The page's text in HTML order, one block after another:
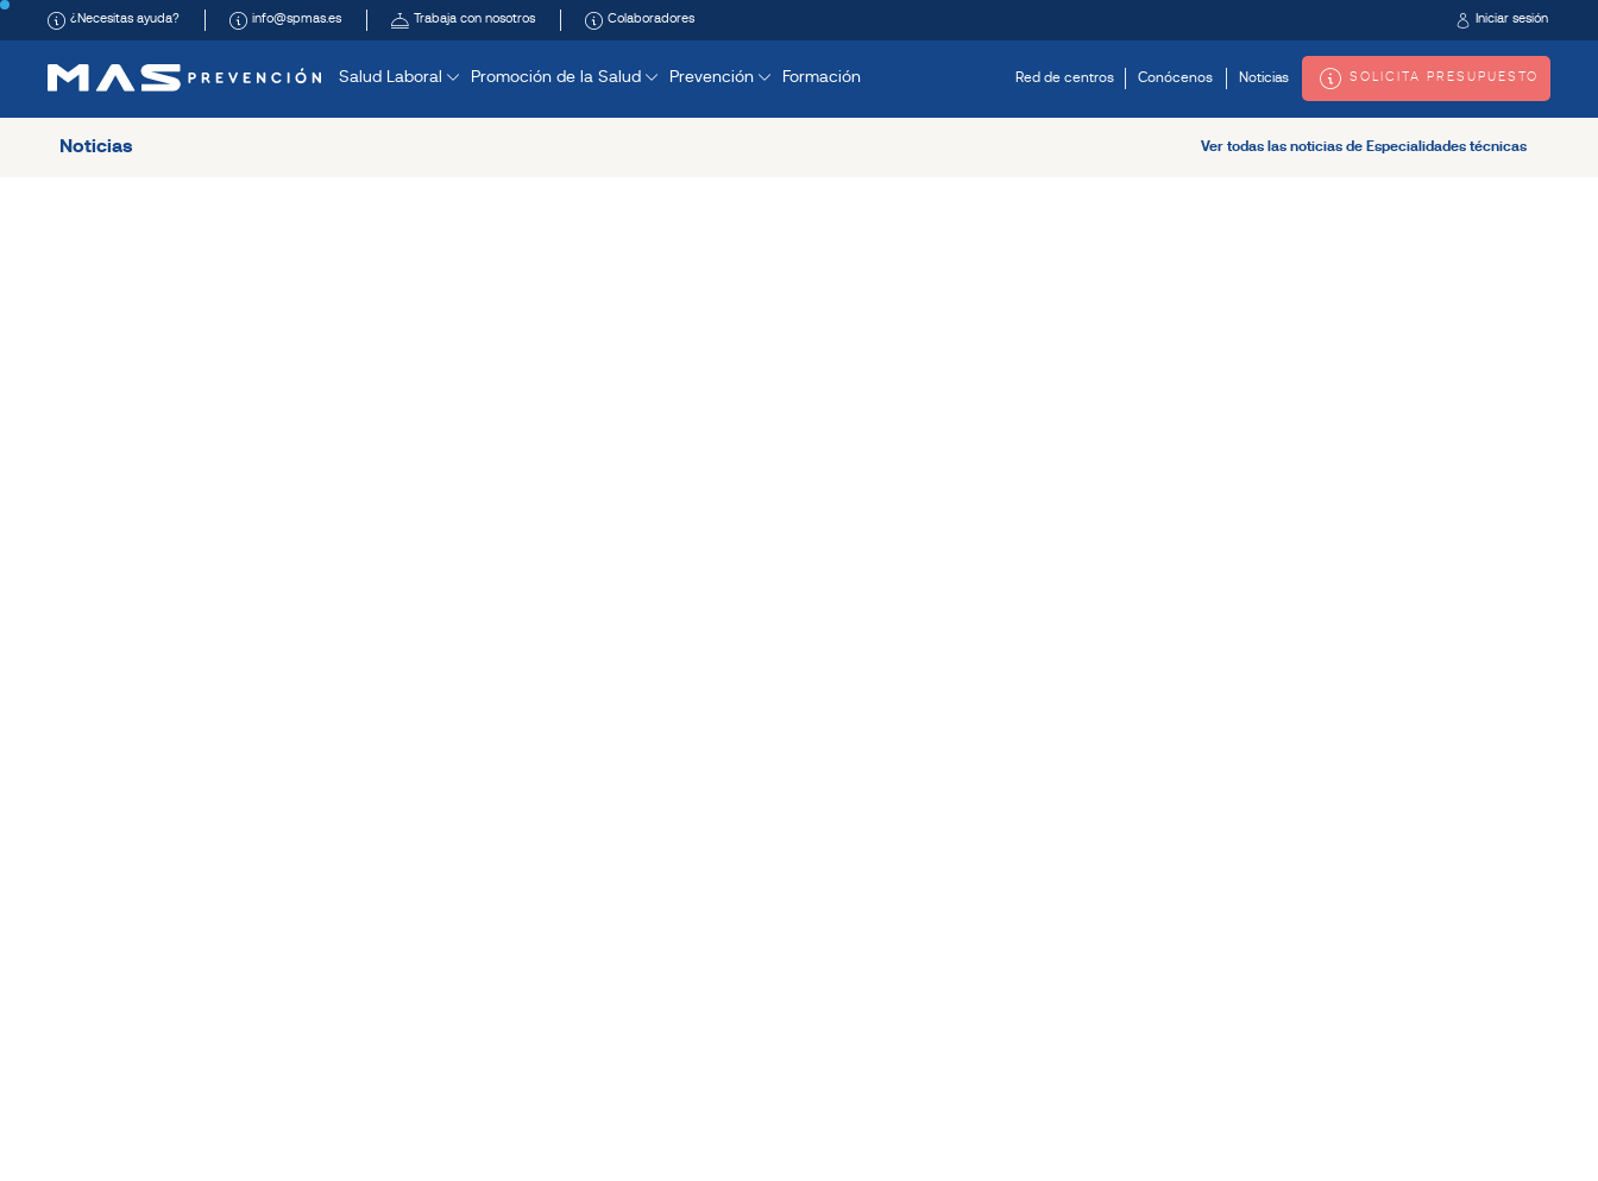
¿Necesitas ayuda? info@spmas.es Trabaja con nosotros Colaboradores Iniciar sesión
Salud Laboral Promoción de la Salud Prevención Formación Red de centros Conócenos Noticias SOLICITA PRESUPUESTO
Noticias Ver todas las noticias de Especialidades técnicas